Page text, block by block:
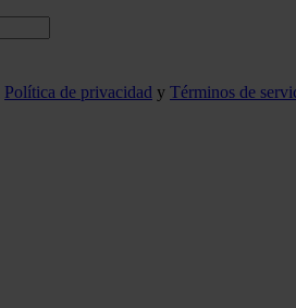
Política de privacidad y Términos de